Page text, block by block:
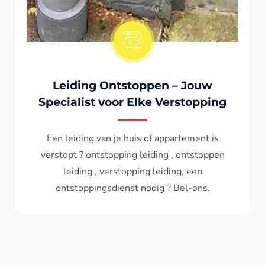
Onstopping Van Wc-Tiolet
Wc spoelt niet meer door ? het water komt
terug ? ontstoppen wc , ontstopping wc , wc
verstopt , een ontstoppingsdienst nodig ?
Bel - ons ? V.A 119€